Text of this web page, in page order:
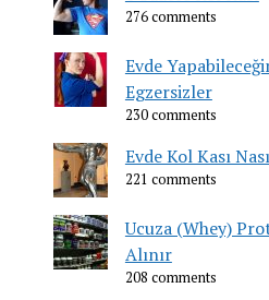
276 comments
Evde
Egzersizler
230 comments
Evde Kol Kası
221 comments
Ucuza (Whey)
Alınır
208 comments